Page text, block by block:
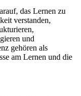
das Lernen zu
verstanden,
und
gehören als
am Lernen und die